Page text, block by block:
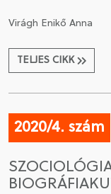
Virágh Enikő Anna
TELJES CIKK
2020/4. szám